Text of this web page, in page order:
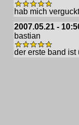
hab mich
2007.05.21 -
bastian
der erste band